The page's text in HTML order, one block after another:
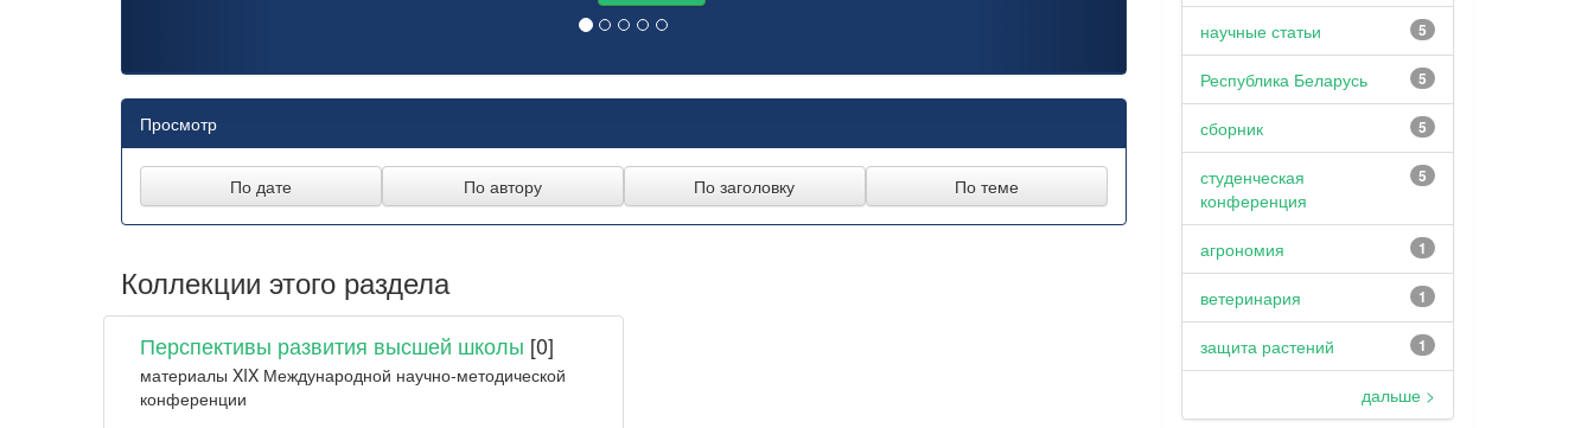
Просмотр
Коллекции этого раздела
Перспективы развития высшей школы [0]
материалы XIX Международной научно-методической
конференции
5
научные статьи
5
Республика Беларусь
5
сборник
5
студенческая
конференция
1
агрономия
1
ветеринария
1
защита растений
дальше >